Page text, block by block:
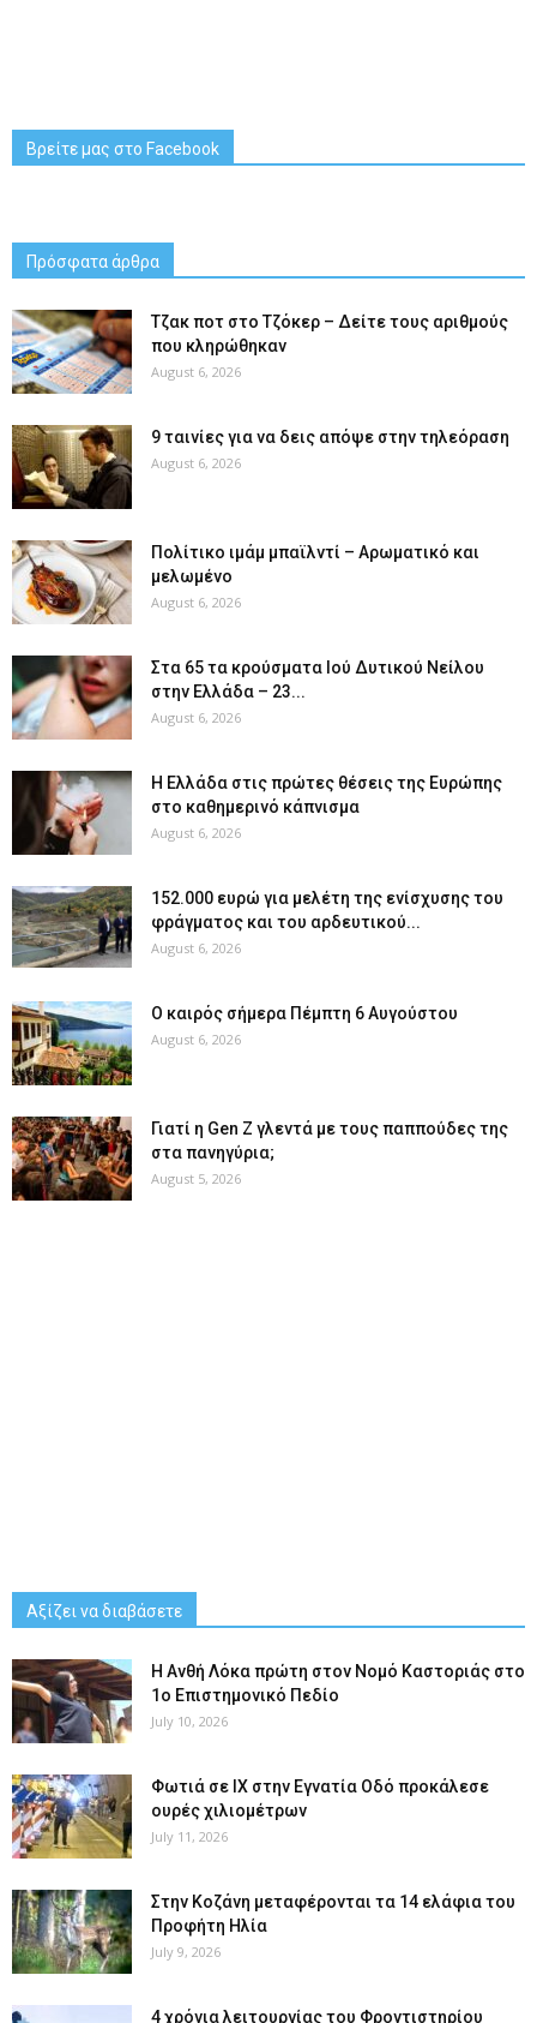
Βρείτε μας στο Facebook
Πρόσφατα άρθρα
Tζακ ποτ στο Τζόκερ – Δείτε τους αριθμούς
που κληρώθηκαν
August 6, 2026
9 ταινίες για να δεις απόψε στην τηλεόραση
August 6, 2026
Πολίτικο ιμάμ μπαϊλντί – Αρωματικό και
μελωμένο
August 6, 2026
Στα 65 τα κρούσματα Ιού Δυτικού Νείλου
στην Ελλάδα – 23...
August 6, 2026
Η Ελλάδα στις πρώτες θέσεις της Ευρώπης
στο καθημερινό κάπνισμα
August 6, 2026
152.000 ευρώ για μελέτη της ενίσχυσης του
φράγματος και του αρδευτικού...
August 6, 2026
Ο καιρός σήμερα Πέμπτη 6 Αυγούστου
August 6, 2026
Γιατί η Gen Z γλεντά με τους παππούδες της
στα πανηγύρια;
August 5, 2026
Αξίζει να διαβάσετε
Η Ανθή Λόκα πρώτη στον Νομό Καστοριάς στο
1ο Επιστημονικό Πεδίο
July 10, 2026
Φωτιά σε ΙΧ στην Εγνατία Οδό προκάλεσε
ουρές χιλιομέτρων
July 11, 2026
Στην Κοζάνη μεταφέρονται τα 14 ελάφια του
Προφήτη Ηλία
July 9, 2026
4 χρόνια λειτουργίας του Φροντιστηρίου